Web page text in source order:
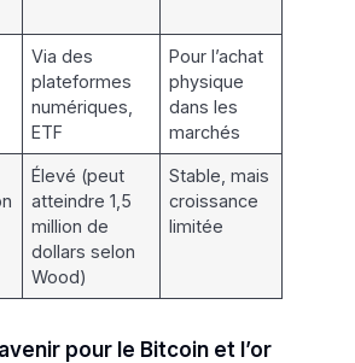
Via des
plateformes
numériques,
ETF
Pour l’achat
physique
dans les
marchés
Élevé (peut
atteindre 1,5
million de
dollars selon
Wood)
Stable, mais
croissance
limitée
pour le Bitcoin et l’or